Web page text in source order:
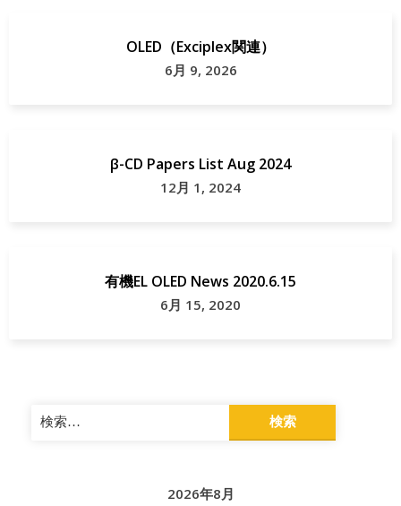
OLED（Exciplex関連）
6月 9, 2026
β-CD Papers List Aug 2024
12月 1, 2024
有機EL OLED News 2020.6.15
6月 15, 2020
検
索:
2026年8月